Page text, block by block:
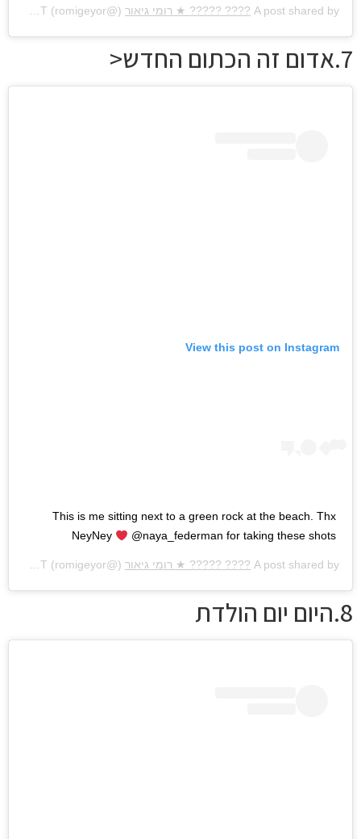
A post shared by ???? ????? ★ רומי גיאור (@romigeyor) on
Aug 10, 2019 at 5:13am PDT
7.אדום זה הכתום החדש<
View this post on Instagram
This is me sitting next to a green rock at the beach. Thx
NeyNey
@naya_federman for taking these shots
A post shared by ???? ????? ★ רומי גיאור (@romigeyor) on
Jun 17, 2019 at 9:18am PDT
8.היום יום הולדת